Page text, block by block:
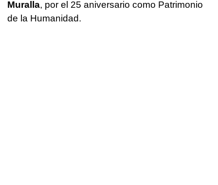
Muralla, por el 25 aniversario como Patrimonio
de la Humanidad.